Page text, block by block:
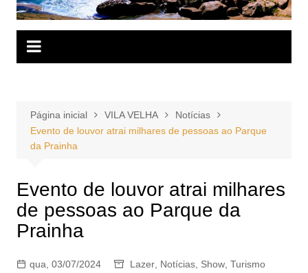
Página inicial VILA VELHA
Notícias
Evento de louvor atrai milhares de pessoas ao Parque
da Prainha
Evento de louvor atrai milhares
de pessoas ao Parque da
Prainha
qua, 03/07/2024 Lazer, Notícias, Show, Turismo